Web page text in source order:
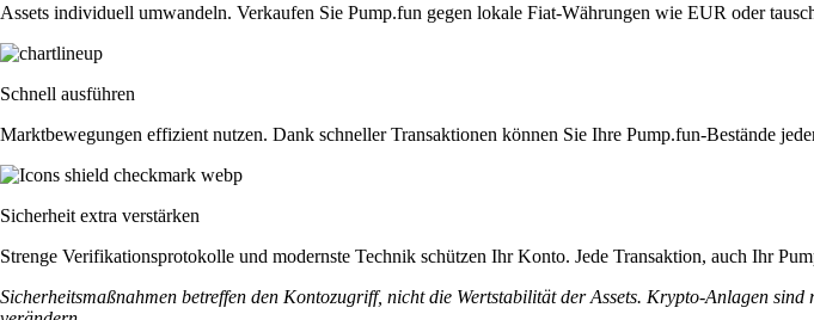
Assets individuell umwandeln. Verkaufen Sie Pump.fun gegen lokale Fiat-Währungen wie EUR oder
Schnell ausführen
Marktbewegungen effizient nutzen. Dank schneller Transaktionen können Sie Ihre Pump.fun-Bestände
Sicherheit extra verstärken
Strenge Verifikationsprotokolle und modernste Technik schützen Ihr Konto. Jede Transaktion, auch Ihr
Sicherheitsmaßnahmen betreffen den Kontozugriff, nicht die Wertstabilität der Assets. Krypto-Anlagen